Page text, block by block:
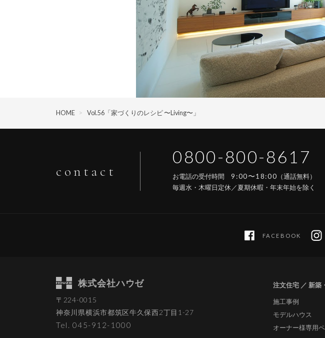
HOME > Vol.56「家づくりのレシピ 〜Living〜」
contact
0800-800-8617
お電話の受付時間9:00〜18:00 （通話無料）
毎週水・木曜日定休／夏期休暇・年末年始を除く
FACEBOOK
株式会社ハウゼ
〒224-0015
神奈川県横浜市都筑区牛久保西2丁目1-27
Tel. 045-912-1000
注文住宅 ／ 新築
施工事例
モデルハウス
オーナー様専用